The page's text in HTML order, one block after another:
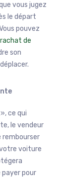
vous jugez
le départ
pouvez
de
son
ce qui
le vendeur
rembourser
votre voiture
payer pour